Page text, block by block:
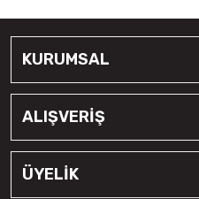
KURUMSAL
ALIŞVERİŞ
ÜYELİK